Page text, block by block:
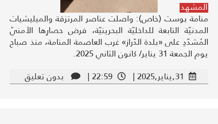
المشهد
منامة بوست (خاص): واصلت عناصر المرتزقة والميليشيات
المدنيّة التابعة للداخليّة البحرينيّة، فرض حصارِها الأمنيّ
المُشدّدِ على «بلدة الدّراز» غرب العاصمة المنامة، منذ صباح
يوم الجمعة 31 يناير/ كانون الثاني 2025.
31,يناير,2025 |
22:59 | بدون تعليق